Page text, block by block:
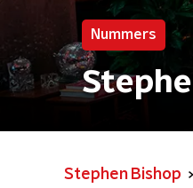
Nummers
Stephen Bishop